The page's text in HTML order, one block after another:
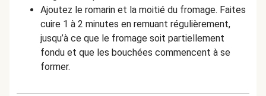
Ajoutez le romarin et la moitié du fromage. Faites
cuire 1 à 2 minutes en remuant régulièrement,
jusqu’à ce que le fromage soit partiellement
fondu et que les bouchées commencent à se
former.